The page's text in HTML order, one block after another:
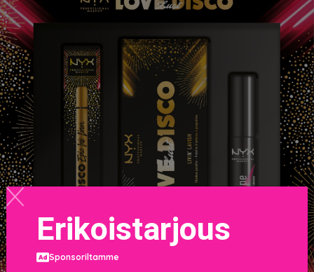
Erikoistarjous
Sponsoriltamme